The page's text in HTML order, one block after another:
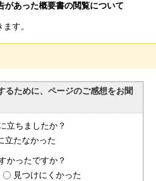
があった概要書の閲覧について
す。
るために、ページのご感想をお聞
立ちましたか？
立たなかった
かったですか？
見つけにくかった